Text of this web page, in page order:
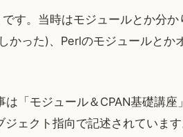
す。当時はモジュールとか分か
かった)、Perlのモジュールとか
「モジュール＆CPAN基礎講座
ェクト指向で記述されていま